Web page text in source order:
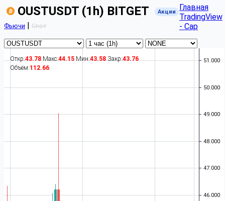
OUSTUSDT (1h) BITGET Акции
Фьючи | Спот
Главная
TradingView
- Cap
Откр:43.78Макс:44.15Мин:43.58Закр:43.76
Объём:112.66